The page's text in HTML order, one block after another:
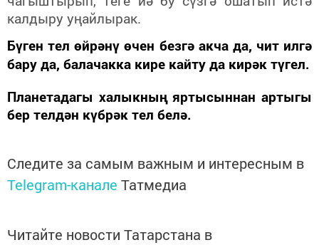
калдыру уңайлырак.
Бүген тел өйрәнү өчен безгә акча да, чит илгә
бару да, балачакка кире кайту да кирәк түгел.
Планетадагы халыкның яртысыннан артыгы
бер телдән күбрәк тел белә.
Следите за самым важным и интересным в
Telegram-канале Татмедиа
Читайте новости Татарстана в